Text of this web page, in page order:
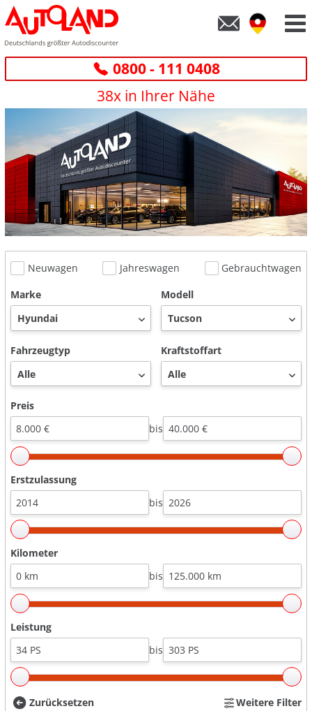
0800 - 111 0408
38x in Ihrer Nähe
Neuwagen Jahreswagen
Gebrauchtwagen
Marke
Modell
Fahrzeugtyp Kraftstoffart
Preis
bis
Erstzulassung
bis
Kilometer
bis
Leistung
bis
Zurücksetzen Weitere Filter